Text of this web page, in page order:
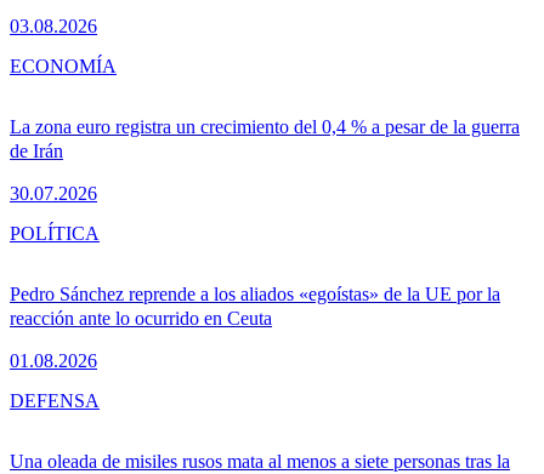
03.08.2026
La zona euro registra un crecimiento del 0,4 % a pesar de la guerra
de Irán
30.07.2026
ECONOMÍA
Pedro Sánchez reprende a los aliados «egoístas» de la UE por la
reacción ante lo ocurrido en Ceuta
01.08.2026
POLÍTICA
Una oleada de misiles rusos mata al menos a siete personas tras la
DEFENSA